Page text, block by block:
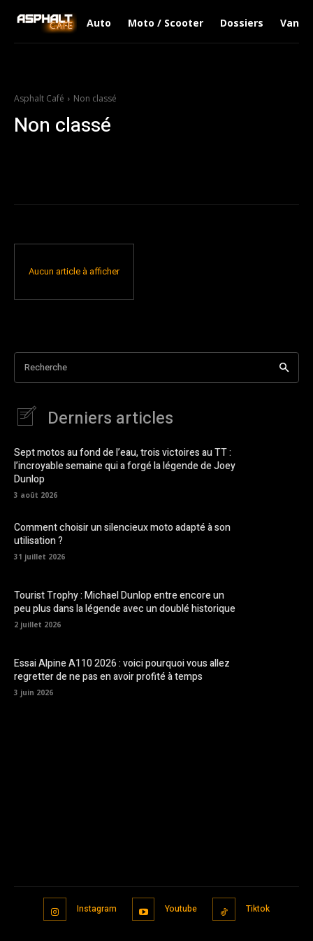
Auto Moto / Scooter Dossiers Van
Asphalt Café Non classé
Non classé
Aucun article à afficher
Recherche
Derniers articles
Sept motos au fond de l’eau, trois victoires au TT :
l’incroyable semaine qui a forgé la légende de Joey
Dunlop
3 août 2026
Comment choisir un silencieux moto adapté à son
utilisation ?
31 juillet 2026
Tourist Trophy : Michael Dunlop entre encore un
peu plus dans la légende avec un doublé historique
2 juillet 2026
Essai Alpine A110 2026 : voici pourquoi vous allez
regretter de ne pas en avoir profité à temps
3 juin 2026
Instagram Youtube Tiktok